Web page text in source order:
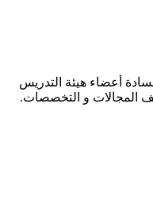
أعضاء هيئة التدريس
المجالات و التخصصات.